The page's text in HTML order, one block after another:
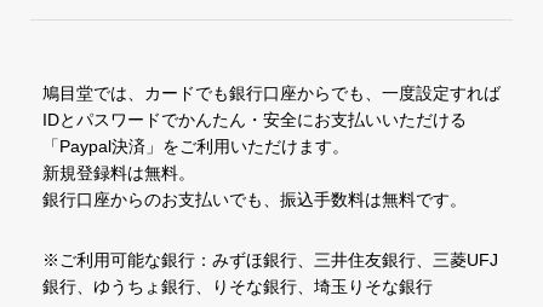
鳩目堂では、カードでも銀行口座からでも、一度設定すれば
IDとパスワードでかんたん・安全にお支払いいただける
「Paypal決済」をご利用いただけます。
新規登録料は無料。
銀行口座からのお支払いでも、振込手数料は無料です。
※ご利用可能な銀行：みずほ銀行、三井住友銀行、三菱UFJ
銀行、ゆうちょ銀行、りそな銀行、埼玉りそな銀行